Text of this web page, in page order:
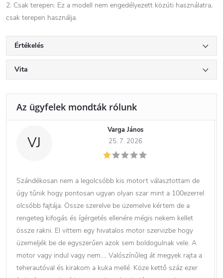
2. Csak terepen: Ez a modell nem engedélyezett közúti használatra,
csak terepen használja.
Értékelés
Vita
VJ
Varga János
25. 7. 2026
Szándékosan nem a legolcsóbb kis motort választottam de
úgy tűnik hogy pontosan ugyan olyan szar mint a 100ezerrel
olcsóbb fajtája. Össze szerelve be üzemelve kértem de a
rengeteg kifogás és ígérgetés ellenére mégis nekem kellet
össze rakni. El vittem egy hivatalos motor szervizbe hogy
üzemeljék be de egyszerűen azok sem boldogulnak vele. A
motor vagy indul vagy nem…. Valószínűleg át megyek rajta a
teherautóval és kirakom a kuka mellé. Köze kettő száz ezer